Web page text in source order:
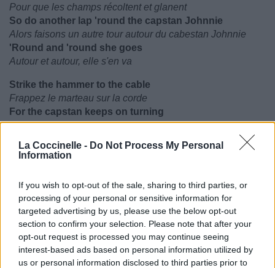
La Coccinelle - Do Not Process My Personal
Information
If you wish to opt-out of the sale, sharing to third parties, or
processing of your personal or sensitive information for
targeted advertising by us, please use the below opt-out
section to confirm your selection. Please note that after your
opt-out request is processed you may continue seeing
interest-based ads based on personal information utilized by
us or personal information disclosed to third parties prior to
Pour que les champs récoltent et glanent
So do another lap 'round the capstan Johnnie
Alors faisons un autre tour autour du cabestan Johnnie
'Round and 'round she goes
Autour et autour, elle s'en va
Strike the hammer to the cable
Frappez le marteau sur la corde
For the capstan keeps on turning
Car le cabestan continue de tourner
Pousse Johnnie, Pousse Johnnie
Where the lass you married
Où tu as marié la fille
Waulks the wool with arms aweary
Enroule la laine avec tes bras imprudents
Push now Johnnie, push now Johnnie
Pousse Johnnie, pousse Johnnie